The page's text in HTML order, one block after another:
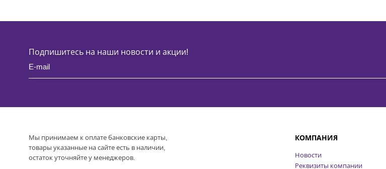
Подпишитесь на наши новости и акции!
Мы принимаем к оплате банковские карты,
товары указанные на сайте есть в наличии,
остаток уточняйте у менеджеров.
КОМПАНИЯ
Новости
Реквизиты компании